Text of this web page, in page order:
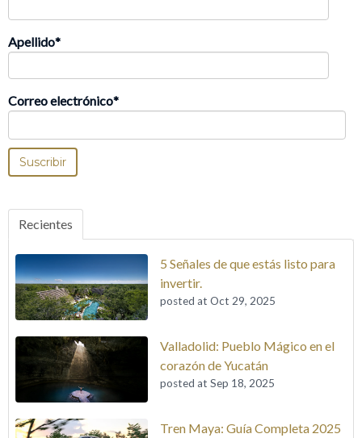
Apellido*
Correo electrónico*
Recientes
5 Señales de que estás listo para
invertir.
posted at Oct 29, 2025
Valladolid: Pueblo Mágico en el
corazón de Yucatán
posted at Sep 18, 2025
Tren Maya: Guía Completa 2025